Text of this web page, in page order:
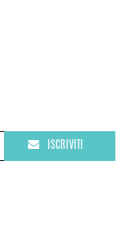
ISCRIVITI